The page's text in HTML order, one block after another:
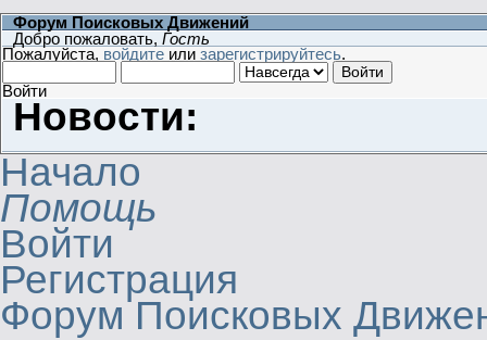
Форум Поисковых Движений
Добро пожаловать, Гость
Пожалуйста, войдите или зарегистрируйтесь.
Войти
Новости:
Начало
Помощь
Войти
Регистрация
Форум Поисковых